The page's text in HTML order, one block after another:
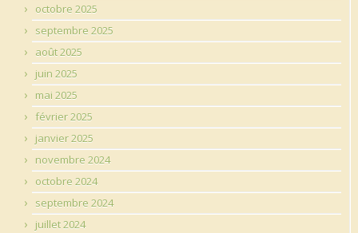
octobre 2025
septembre 2025
août 2025
juin 2025
mai 2025
février 2025
janvier 2025
novembre 2024
octobre 2024
septembre 2024
juillet 2024